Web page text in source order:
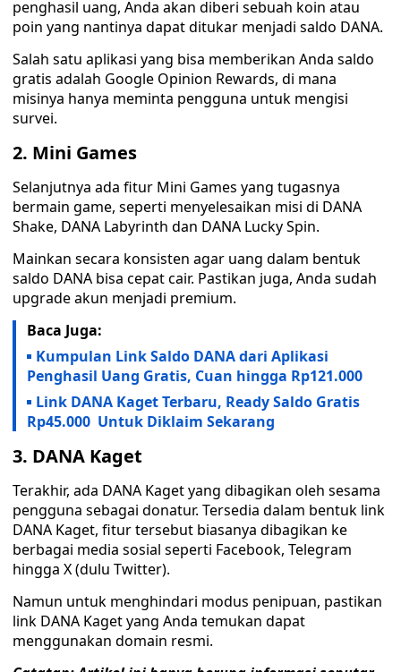
penghasil uang, Anda akan diberi sebuah koin atau
poin yang nantinya dapat ditukar menjadi saldo DANA.
Salah satu aplikasi yang bisa memberikan Anda saldo
gratis adalah Google Opinion Rewards, di mana
misinya hanya meminta pengguna untuk mengisi
survei.
2. Mini Games
Selanjutnya ada fitur Mini Games yang tugasnya
bermain game, seperti menyelesaikan misi di DANA
Shake, DANA Labyrinth dan DANA Lucky Spin.
Mainkan secara konsisten agar uang dalam bentuk
saldo DANA bisa cepat cair. Pastikan juga, Anda sudah
upgrade akun menjadi premium.
Baca Juga:
Kumpulan Link Saldo DANA dari Aplikasi
Penghasil Uang Gratis, Cuan hingga Rp121.000
Link DANA Kaget Terbaru, Ready Saldo Gratis
Rp45.000 Untuk Diklaim Sekarang
3. DANA Kaget
Terakhir, ada DANA Kaget yang dibagikan oleh sesama
pengguna sebagai donatur. Tersedia dalam bentuk link
DANA Kaget, fitur tersebut biasanya dibagikan ke
berbagai media sosial seperti Facebook, Telegram
hingga X (dulu Twitter).
Namun untuk menghindari modus penipuan, pastikan
link DANA Kaget yang Anda temukan dapat
menggunakan domain resmi.